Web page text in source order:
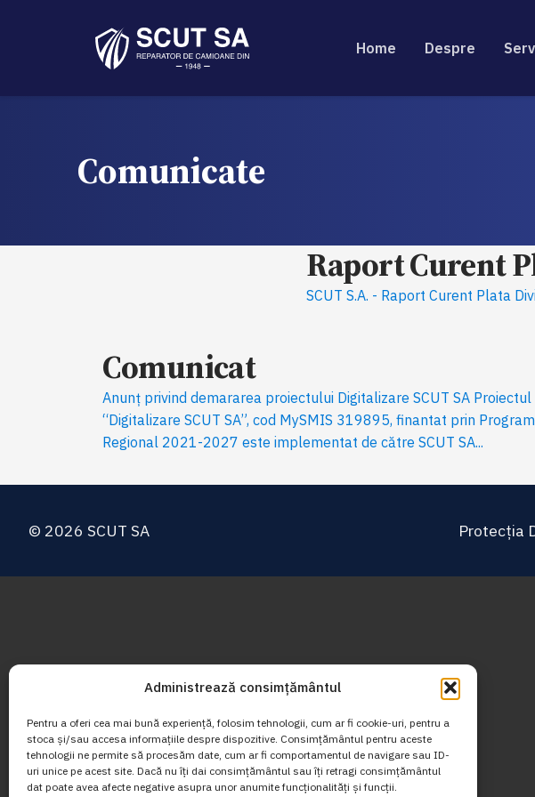
Administrează consimțământul
Pentru a oferi cea mai bună experiență, folosim tehnologii, cum ar fi cookie-uri, pentru a
stoca și/sau accesa informațiile despre dispozitive. Consimțământul pentru aceste
tehnologii ne permite să procesăm date, cum ar fi comportamentul de navigare sau ID-
uri unice pe acest site. Dacă nu îți dai consimțământul sau îți retragi consimțământul
dat poate avea afecte negative asupra unor anumite funcționalități și funcții.
Home Despre
Comunicate
Raport Curent
SCUT S.A. - Raport Curent Plata
Comunicat
Anunț privind demararea proiectului Digitalizare SCUT SA Proiectul
“Digitalizare SCUT SA”, cod MySMIS 319895, finantat prin
Regional 2021-2027 este implementat de către SCUT SA...
© 2026 SCUT SA Protecția